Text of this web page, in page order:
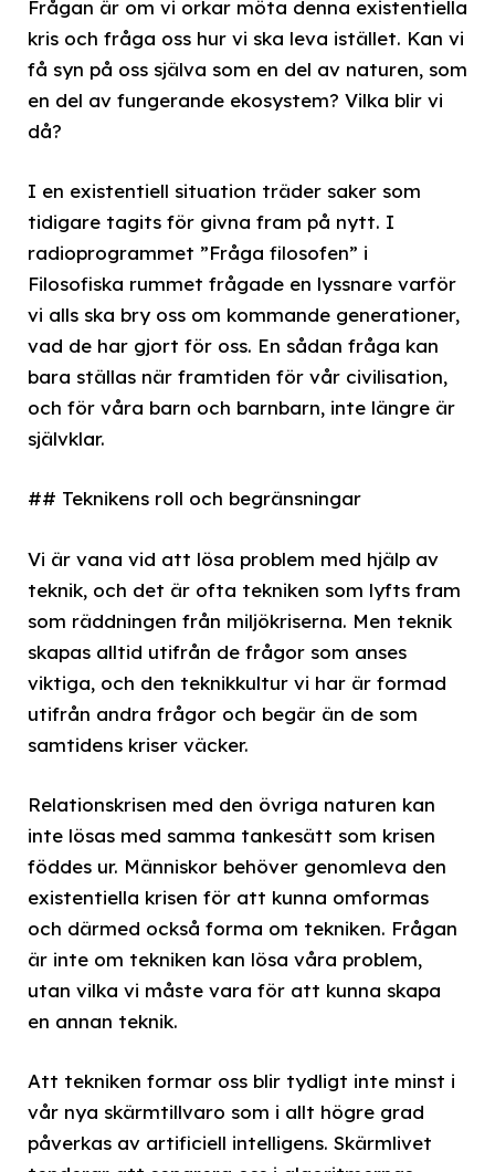
Frågan är om vi orkar möta denna existentiella
kris och fråga oss hur vi ska leva istället. Kan vi
få syn på oss själva som en del av naturen, som
en del av fungerande ekosystem? Vilka blir vi
då?
I en existentiell situation träder saker som
tidigare tagits för givna fram på nytt. I
radioprogrammet ”Fråga filosofen” i
Filosofiska rummet frågade en lyssnare varför
vi alls ska bry oss om kommande generationer,
vad de har gjort för oss. En sådan fråga kan
bara ställas när framtiden för vår civilisation,
och för våra barn och barnbarn, inte längre är
självklar.
## Teknikens roll och begränsningar
Vi är vana vid att lösa problem med hjälp av
teknik, och det är ofta tekniken som lyfts fram
som räddningen från miljökriserna. Men teknik
skapas alltid utifrån de frågor som anses
viktiga, och den teknikkultur vi har är formad
utifrån andra frågor och begär än de som
samtidens kriser väcker.
Relationskrisen med den övriga naturen kan
inte lösas med samma tankesätt som krisen
föddes ur. Människor behöver genomleva den
existentiella krisen för att kunna omformas
och därmed också forma om tekniken. Frågan
är inte om tekniken kan lösa våra problem,
utan vilka vi måste vara för att kunna skapa
en annan teknik.
Att tekniken formar oss blir tydligt inte minst i
vår nya skärmtillvaro som i allt högre grad
påverkas av artificiell intelligens. Skärmlivet